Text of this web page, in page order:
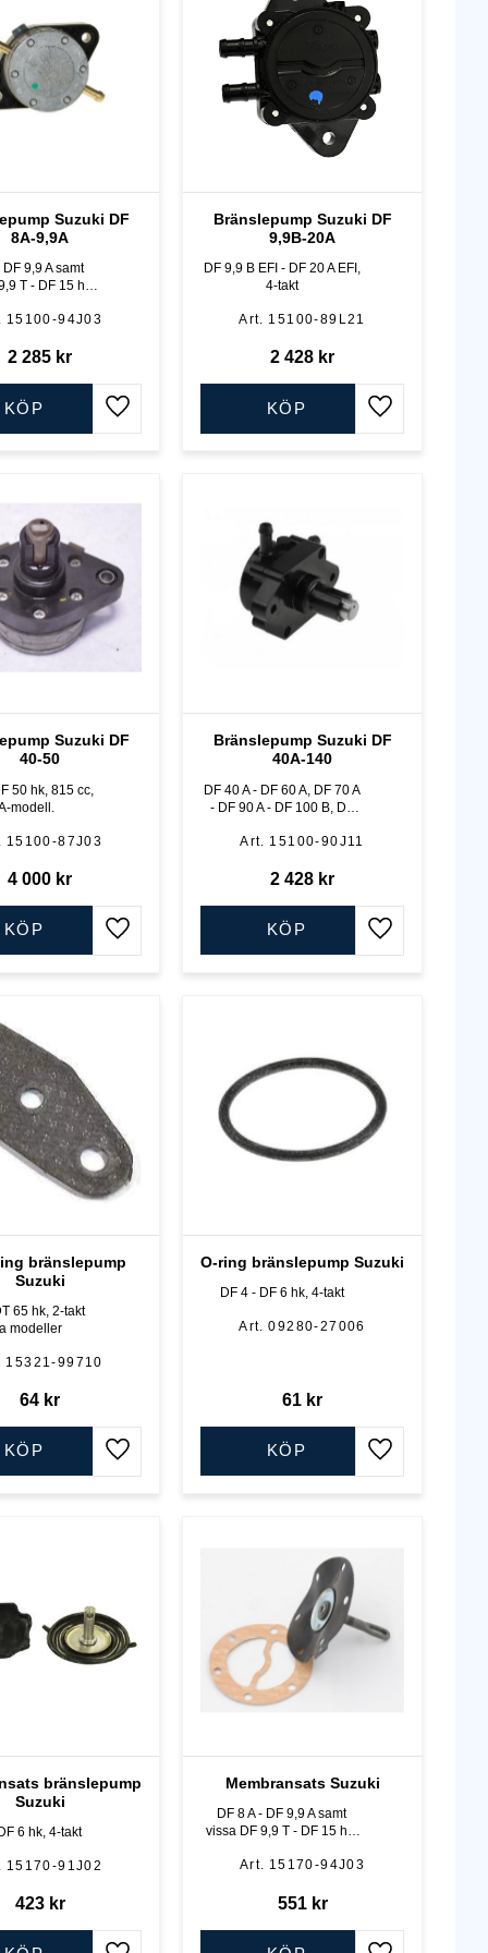
Suzuki DF
8A-9,9A
A samt
T - DF 15 hk,
ej A
15100-94J03
2 285 kr
Lägg till i favoriter
KÖP
Bränslepump Suzuki DF
9,9B-20A
DF 9,9 B EFI - DF 20 A EFI,
4-takt
15100-89L21
2 428 kr
Lägg till i
KÖP
Suzuki DF
40-50
50 hk, 815 cc,
modell.
15100-87J03
4 000 kr
Lägg till i favoriter
KÖP
Bränslepump Suzuki DF
40A-140
DF 40 A - DF 60 A, DF 70 A
- DF 90 A - DF 100 B, DF
90 - DF 140 hk, ej A-
15100-90J11
2 428 kr
Lägg till i
KÖP
bränslepump
Suzuki
65 hk, 2-takt
modeller
15321-99710
64 kr
Lägg till i favoriter
KÖP
O-ring bränslepump Suzuki
DF 4 - DF 6 hk, 4-takt
09280-27006
61 kr
Lägg till i
KÖP
bränslepump
Suzuki
6 hk, 4-takt
15170-91J02
423kr
Membransats Suzuki
DF 8 A - DF 9,9 A samt
vissa DF 9,9 T - DF 15 hk,
ej A
15170-94J03
551kr